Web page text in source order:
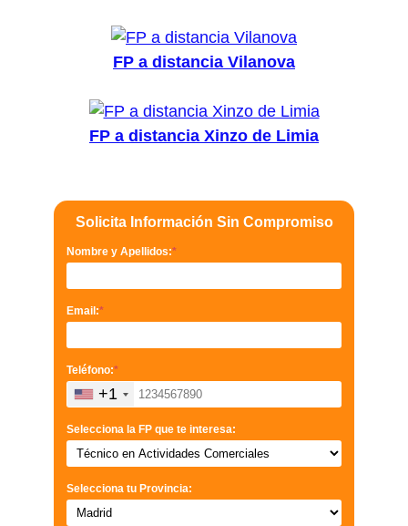
FP a distancia Vilanova
FP a distancia Xinzo de Limia
Solicita Información Sin Compromiso
Nombre y Apellidos:*
Email:*
Teléfono:*
+1
Selecciona la FP que te interesa:
Selecciona tu Provincia: